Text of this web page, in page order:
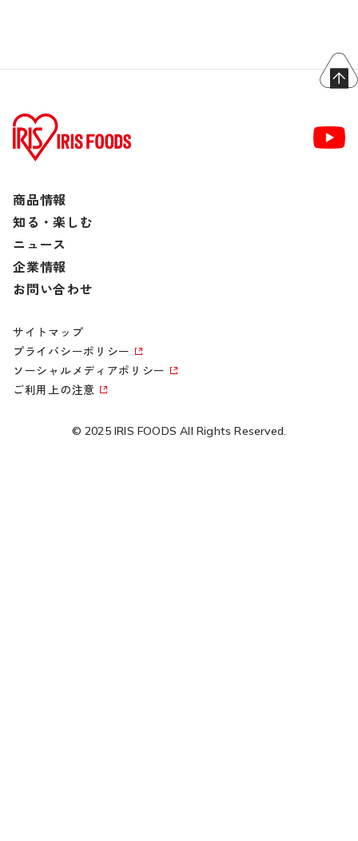
商品情報
知る・楽しむ
ニュース
企業情報
お問い合わせ
サイトマップ
プライバシーポリシー
ソーシャルメディアポリシー
ご利用上の注意
© 2025 IRIS FOODS All Rights Reserved.